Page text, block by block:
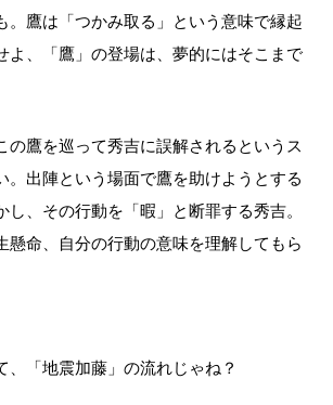
。鷹は「つかみ取る」という意味で縁起
よ、「鷹」の登場は、夢的にはそこまで
の鷹を巡って秀吉に誤解されるというス
。出陣という場面で鷹を助けようとする
し、その行動を「暇」と断罪する秀吉。
懸命、自分の行動の意味を理解してもら
、「地震加藤」の流れじゃね？